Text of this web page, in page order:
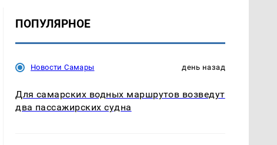
ПОПУЛЯРНОЕ
Новости Самары день назад
Для самарских водных маршрутов возведут
два пассажирских судна